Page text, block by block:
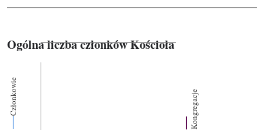
Ogólna liczba członków Kościoła
Członkowie Kongregacje